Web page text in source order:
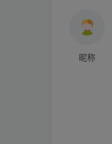
我走在
露过奶
他装做
昵称